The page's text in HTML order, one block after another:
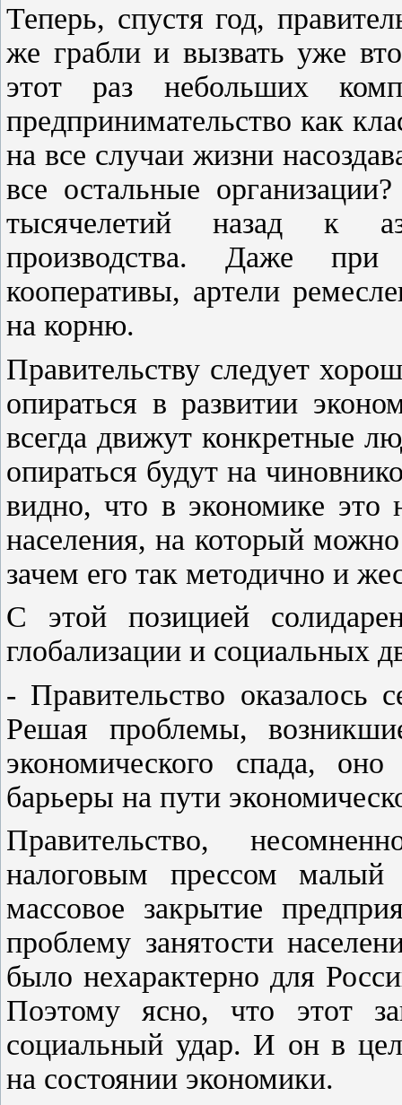
Теперь, спустя год,
же грабли и вызвать уже
этот раз небольших
предпринимательство как
на все случаи жизни
все остальные
тысячелетий назад к
производства. Даже
кооперативы, артели
на корню.
Правительству следует
опираться в развитии
всегда движут конкретные
опираться будут на
видно, что в экономике
населения, на который можно
зачем его так методично и
С этой позицией
глобализации и социальных
- Правительство оказалось
Решая проблемы,
экономического спада,
барьеры на пути
Правительство,
налоговым прессом малый
массовое закрытие
проблему занятости
было нехарактерно для
Поэтому ясно, что этот
социальный удар. И он в
на состоянии экономики.